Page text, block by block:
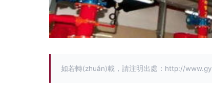
如若轉(zhuǎn)載，請注明出處：http://